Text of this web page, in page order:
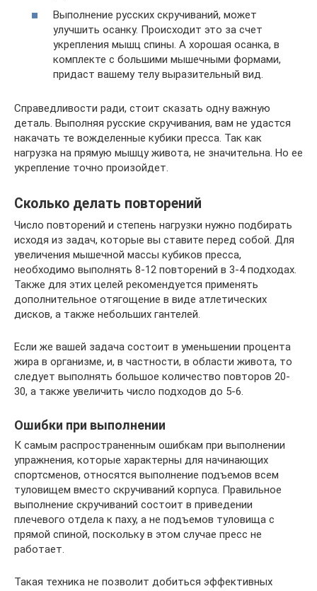
Выполнение русских скручиваний, может
улучшить осанку. Происходит это за счет
укрепления мышц спины. А хорошая осанка, в
комплекте с большими мышечными формами,
придаст вашему телу выразительный вид.
Справедливости ради, стоит сказать одну важную
деталь. Выполняя русские скручивания, вам не удастся
накачать те вожделенные кубики пресса. Так как
нагрузка на прямую мышцу живота, не значительна. Но ее
укрепление точно произойдет.
Сколько делать повторений
Число повторений и степень нагрузки нужно подбирать
исходя из задач, которые вы ставите перед собой. Для
увеличения мышечной массы кубиков пресса,
необходимо выполнять 8-12 повторений в 3-4 подходах.
Также для этих целей рекомендуется применять
дополнительное отягощение в виде атлетических
дисков, а также небольших гантелей.
Если же вашей задача состоит в уменьшении процента
жира в организме, и, в частности, в области живота, то
следует выполнять большое количество повторов 20-
30, а также увеличить число подходов до 5-6.
Ошибки при выполнении
К самым распространенным ошибкам при выполнении
упражнения, которые характерны для начинающих
спортсменов, относятся выполнение подъемов всем
туловищем вместо скручиваний корпуса. Правильное
выполнение скручиваний состоит в приведении
плечевого отдела к паху, а не подъемов туловища с
прямой спиной, поскольку в этом случае пресс не
работает.
Такая техника не позволит добиться эффективных